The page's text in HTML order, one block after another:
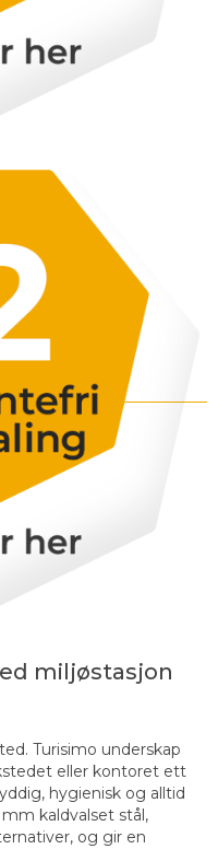
miljøstasjon
Turisimo underskap
eller kontoret ett
hygienisk og alltid
kaldvalset stål,
og gir en